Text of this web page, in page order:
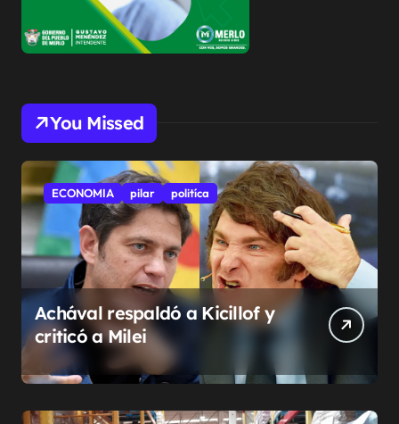
You Missed
ECONOMIA pilar politíca
Achával respaldó a Kicillof y
criticó a Milei